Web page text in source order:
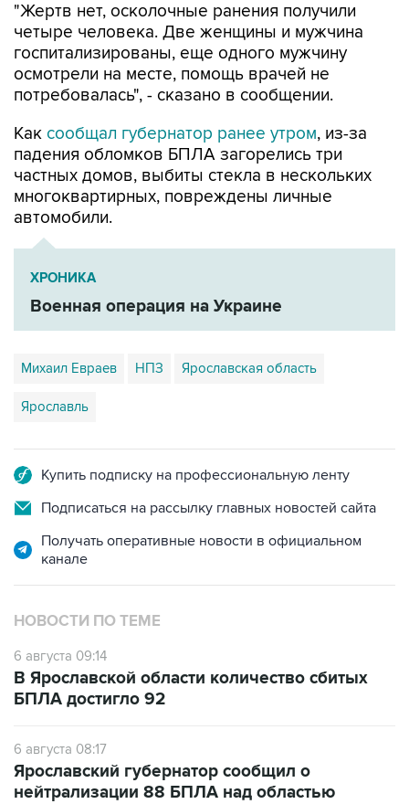
"Жертв нет, осколочные ранения получили
четыре человека. Две женщины и мужчина
госпитализированы, еще одного мужчину
осмотрели на месте, помощь врачей не
потребовалась", - сказано в сообщении.
Как сообщал губернатор ранее утром, из-за
падения обломков БПЛА загорелись три
частных домов, выбиты стекла в нескольких
многоквартирных, повреждены личные
автомобили.
ХРОНИКА
Военная операция на Украине
Михаил Евраев НПЗ Ярославская область
Ярославль
Купить подписку на профессиональную ленту
Подписаться на рассылку главных новостей сайта
Получать оперативные новости в официальном
канале
НОВОСТИ ПО ТЕМЕ
6 августа 09:14
В Ярославской области количество сбитых
БПЛА достигло 92
6 августа 08:17
Ярославский губернатор сообщил о
нейтрализации 88 БПЛА над областью